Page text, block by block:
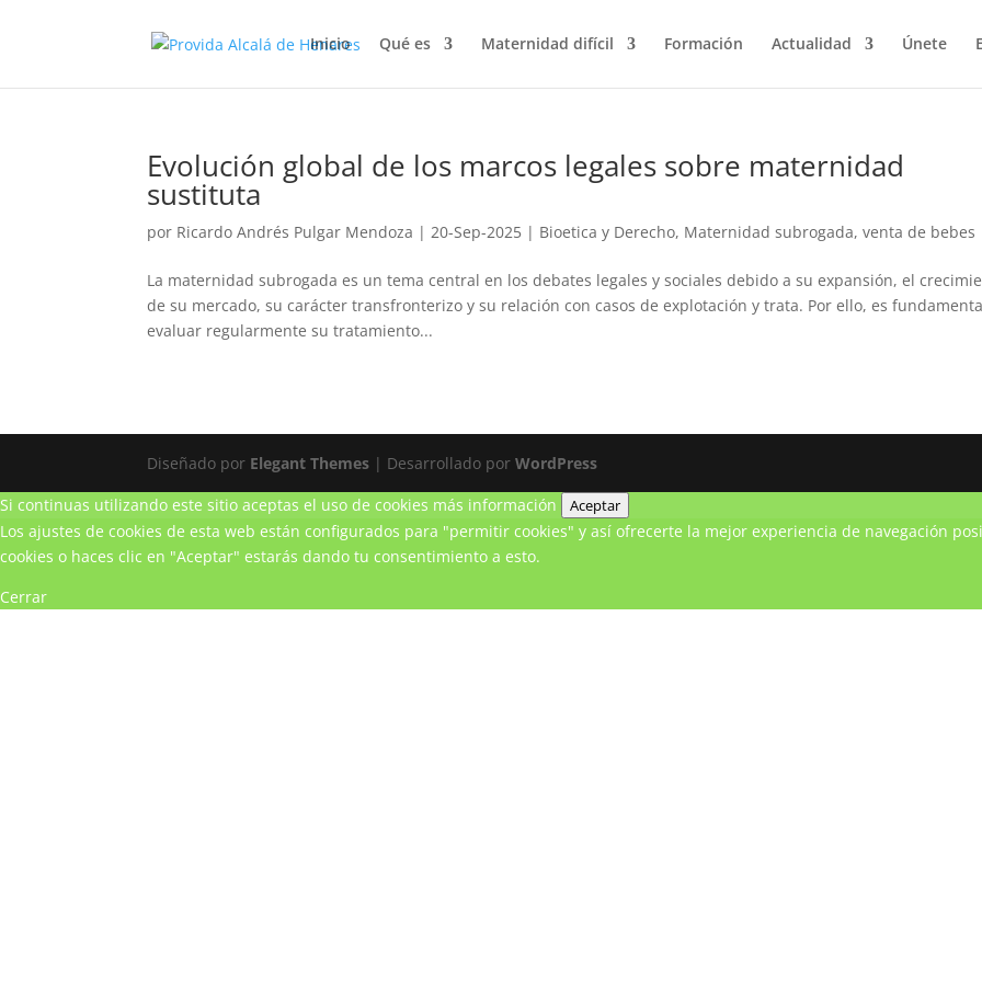
Inicio Qué es Maternidad difícil Formación Actualidad Únete
Evolución global de los marcos legales sobre maternidad
sustituta
por Ricardo Andrés Pulgar Mendoza |20-Sep-2025 | Bioetica y Derecho, Maternidad subrogada,venta de bebes
La maternidad subrogada es un tema central en los debates legales y sociales debido a su expansión, el
de su mercado, su carácter transfronterizo y su relación con casos de explotación y trata. Por ello, es
evaluar regularmente su tratamiento...
Diseñado por Elegant Themes | Desarrollado porWordPress
Si continuas utilizando este sitio aceptas el uso de cookies más información Aceptar
Los ajustes de cookies de esta web están configurados para "permitir cookies" y así ofrecerte la mejor experiencia de navegación
cookies o haces clic en "Aceptar" estarás dando tu consentimiento a esto.
Cerrar